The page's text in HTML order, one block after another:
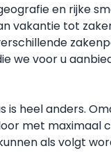
en rijke
vakantie tot
we voor u
heel anders.
met maximaal
als volgt